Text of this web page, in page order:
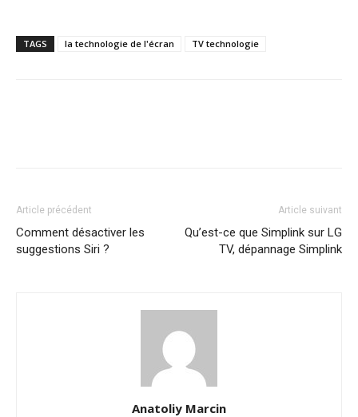
TAGS la technologie de l'écran TV technologie
Article précédent
Comment désactiver les
suggestions Siri ?
Article suivant
Qu’est-ce que Simplink sur LG
TV, dépannage Simplink
Anatoliy Marcin